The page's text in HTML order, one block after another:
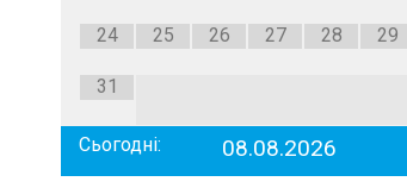
24 25 26 27 28 29
31
Сьогодні: 08.08.2026